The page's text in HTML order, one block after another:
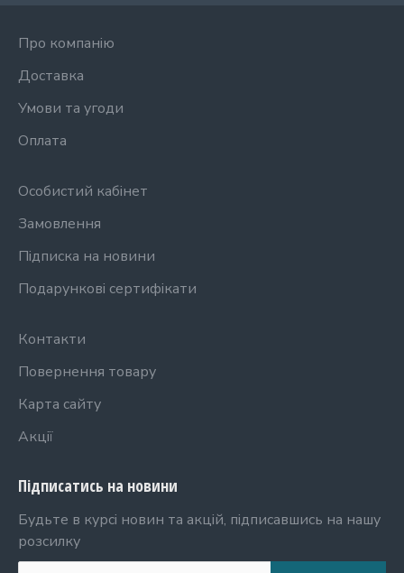
Про компанію
Доставка
Умови та угоди
Оплата
Особистий кабінет
Замовлення
Підписка на новини
Подарункові сертифікати
Контакти
Повернення товару
Карта сайту
Акції
Підписатись на новини
Будьте в курсі новин та акцій, підписавшись на нашу
розсилку